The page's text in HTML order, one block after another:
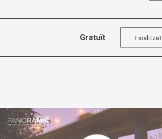
Gratuït Finalitzat